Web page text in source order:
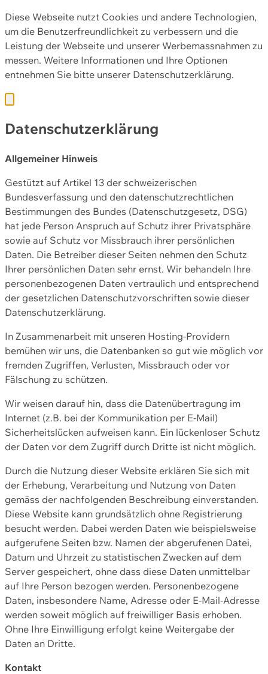
Diese Webseite nutzt Cookies und andere Technologien,
um die Benutzerfreundlichkeit zu verbessern und die
Leistung der Webseite und unserer Werbemassnahmen zu
messen. Weitere Informationen und Ihre Optionen
entnehmen Sie bitte unserer Datenschutzerklärung.
Datenschutzerklärung
Allgemeiner Hinweis
Gestützt auf Artikel 13 der schweizerischen
Bundesverfassung und den datenschutzrechtlichen
Bestimmungen des Bundes (Datenschutzgesetz, DSG)
hat jede Person Anspruch auf Schutz ihrer Privatsphäre
sowie auf Schutz vor Missbrauch ihrer persönlichen
Daten. Die Betreiber dieser Seiten nehmen den Schutz
Ihrer persönlichen Daten sehr ernst. Wir behandeln Ihre
personenbezogenen Daten vertraulich und entsprechend
der gesetzlichen Datenschutzvorschriften sowie dieser
Datenschutzerklärung.
In Zusammenarbeit mit unseren Hosting-Providern
bemühen wir uns, die Datenbanken so gut wie möglich vor
fremden Zugriffen, Verlusten, Missbrauch oder vor
Fälschung zu schützen.
Wir weisen darauf hin, dass die Datenübertragung im
Internet (z.B. bei der Kommunikation per E-Mail)
Sicherheitslücken aufweisen kann. Ein lückenloser Schutz
der Daten vor dem Zugriff durch Dritte ist nicht möglich.
Durch die Nutzung dieser Website erklären Sie sich mit
der Erhebung, Verarbeitung und Nutzung von Daten
gemäss der nachfolgenden Beschreibung einverstanden.
Diese Website kann grundsätzlich ohne Registrierung
besucht werden. Dabei werden Daten wie beispielsweise
aufgerufene Seiten bzw. Namen der abgerufenen Datei,
Datum und Uhrzeit zu statistischen Zwecken auf dem
Server gespeichert, ohne dass diese Daten unmittelbar
auf Ihre Person bezogen werden. Personenbezogene
Daten, insbesondere Name, Adresse oder E-Mail-Adresse
werden soweit möglich auf freiwilliger Basis erhoben.
Ohne Ihre Einwilligung erfolgt keine Weitergabe der
Daten an Dritte.
Kontakt